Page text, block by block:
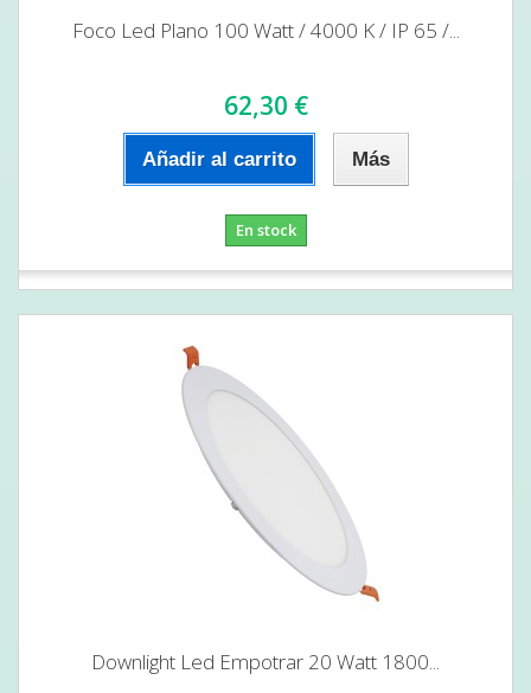
Foco Led Plano 100 Watt / 4000 K / IP 65 /...
62,30 €
Añadir al carrito Más
En stock
Downlight Led Empotrar 20 Watt 1800...